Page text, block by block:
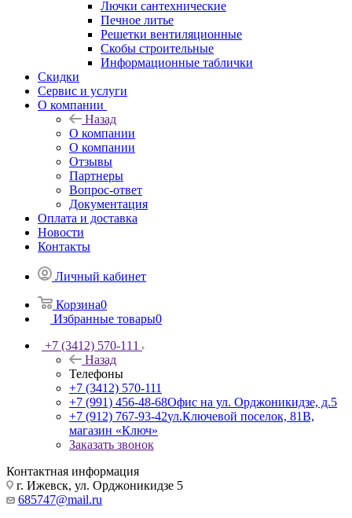
Лючки сантехнические
Печное литье
Решетки вентиляционные
Скобы строительные
Информационные таблички
Скидки
Сервис и услуги
О компании
Назад
О компании
О компании
Отзывы
Партнеры
Вопрос-ответ
Документация
Оплата и доставка
Новости
Контакты
Личный кабинет
Корзина0
Избранные товары0
+7 (3412) 570-111
Назад
Телефоны
+7 (3412) 570-111
+7 (991) 456-48-68Офис на ул. Орджоникидзе, д.5
+7 (912) 767-93-42ул.Ключевой поселок, 81В,
магазин «Ключ»
Заказать звонок
Контактная информация
г. Ижевск, ул. Орджоникидзе 5
685747@mail.ru